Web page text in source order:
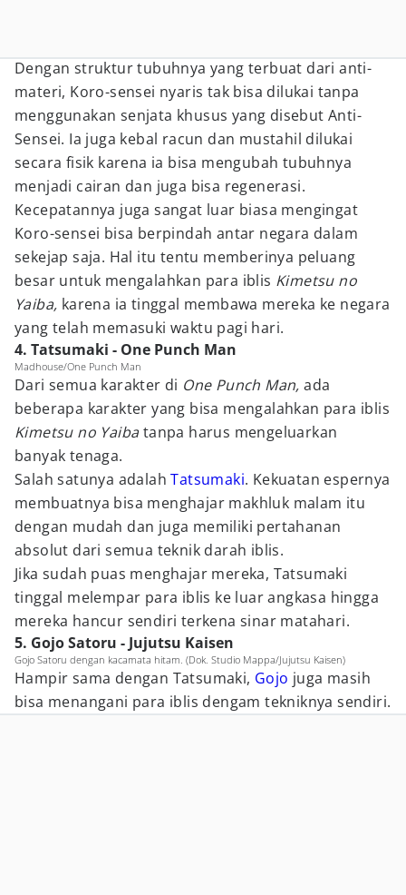
Dengan struktur tubuhnya yang terbuat dari anti-
materi, Koro-sensei nyaris tak bisa dilukai tanpa
menggunakan senjata khusus yang disebut Anti-
Sensei. Ia juga kebal racun dan mustahil dilukai
secara fisik karena ia bisa mengubah tubuhnya
menjadi cairan dan juga bisa regenerasi.
Kecepatannya juga sangat luar biasa mengingat
Koro-sensei bisa berpindah antar negara dalam
sekejap saja. Hal itu tentu memberinya peluang
besar untuk mengalahkan para iblis Kimetsu no
Yaiba, karena ia tinggal membawa mereka ke negara
yang telah memasuki waktu pagi hari.
4. Tatsumaki - One Punch Man
Madhouse/One Punch Man
Dari semua karakter di One Punch Man,ada
beberapa karakter yang bisa mengalahkan para iblis
Kimetsu no Yaibatanpa harus mengeluarkan
banyak tenaga.
Salah satunya adalahTatsumaki. Kekuatan espernya
membuatnya bisa menghajar makhluk malam itu
dengan mudah dan juga memiliki pertahanan
absolut dari semua teknik darah iblis.
Jika sudah puas menghajar mereka, Tatsumaki
tinggal melempar para iblis ke luar angkasa hingga
mereka hancur sendiri terkena sinar matahari.
5. Gojo Satoru - Jujutsu Kaisen
Gojo Satoru dengan kacamata hitam. (Dok. Studio Mappa/Jujutsu Kaisen)
Hampir sama dengan Tatsumaki, Gojo juga masih
bisa menangani para iblis dengam tekniknya sendiri.